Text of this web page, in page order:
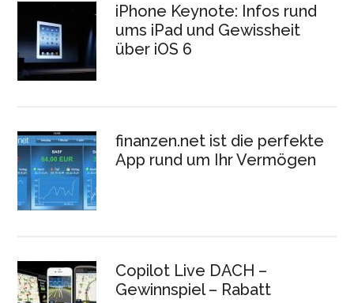
iPhone Keynote: Infos rund
ums iPad und Gewissheit
über iOS 6
finanzen.net ist die perfekte
App rund um Ihr Vermögen
Copilot Live DACH –
Gewinnspiel – Rabatt